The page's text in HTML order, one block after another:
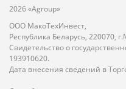
2026 «Agroup»
ООО МакоТехИнвест,
Республика Беларусь, 220070,
Свидетельство о
193910620.
Дата внесения сведений в